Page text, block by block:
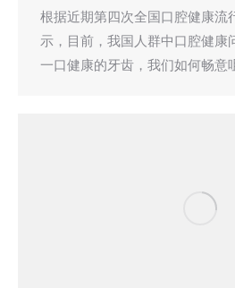
根据近期第四次全国口腔健康流
示，目前，我国人群中口腔健康
一口健康的牙齿，我们如何畅意